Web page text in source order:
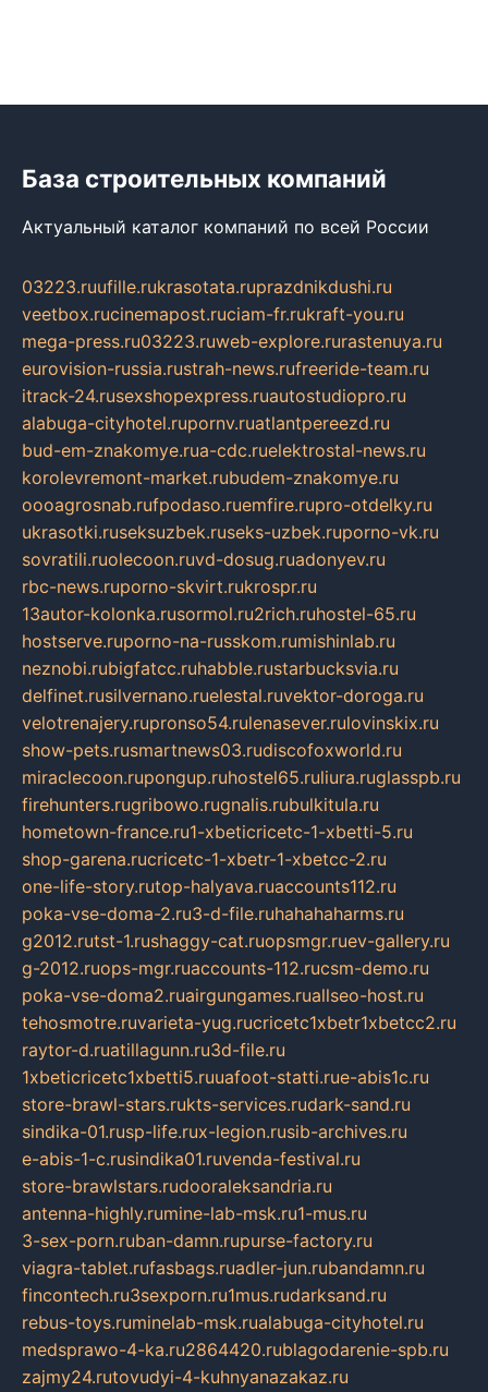
База строительных компаний
Актуальный каталог компаний по всей России
03223.ruufille.rukrasotata.ruprazdnikdushi.ru
veetbox.rucinemapost.ruciam-fr.rukraft-you.ru
mega-press.ru03223.ruweb-explore.rurastenuya.ru
eurovision-russia.rustrah-news.rufreeride-team.ru
itrack-24.rusexshopexpress.ruautostudiopro.ru
alabuga-cityhotel.rupornv.ruatlantpereezd.ru
bud-em-znakomye.rua-cdc.ruelektrostal-news.ru
korolevremont-market.rubudem-znakomye.ru
oooagrosnab.rufpodaso.ruemfire.rupro-otdelky.ru
ukrasotki.ruseksuzbek.ruseks-uzbek.ruporno-vk.ru
sovratili.ruolecoon.ruvd-dosug.ruadonyev.ru
rbc-news.ruporno-skvirt.rukrospr.ru
13autor-kolonka.rusormol.ru2rich.ruhostel-65.ru
hostserve.ruporno-na-russkom.rumishinlab.ru
neznobi.rubigfatcc.ruhabble.rustarbucksvia.ru
delfinet.rusilvernano.ruelestal.ruvektor-doroga.ru
velotrenajery.rupronso54.rulenasever.rulovinskix.ru
show-pets.rusmartnews03.rudiscofoxworld.ru
miraclecoon.rupongup.ruhostel65.ruliura.ruglasspb.ru
firehunters.rugribowo.rugnalis.rubulkitula.ru
hometown-france.ru1-xbeticricetc-1-xbetti-5.ru
shop-garena.rucricetc-1-xbetr-1-xbetcc-2.ru
one-life-story.rutop-halyava.ruaccounts112.ru
poka-vse-doma-2.ru3-d-file.ruhahahaharms.ru
g2012.rutst-1.rushaggy-cat.ruopsmgr.ruev-gallery.ru
g-2012.ruops-mgr.ruaccounts-112.rucsm-demo.ru
poka-vse-doma2.ruairgungames.ruallseo-host.ru
tehosmotre.ruvarieta-yug.rucricetc1xbetr1xbetcc2.ru
raytor-d.ruatillagunn.ru3d-file.ru
1xbeticricetc1xbetti5.ruuafoot-statti.rue-abis1c.ru
store-brawl-stars.rukts-services.rudark-sand.ru
sindika-01.rusp-life.rux-legion.rusib-archives.ru
e-abis-1-c.rusindika01.ruvenda-festival.ru
store-brawlstars.rudooraleksandria.ru
antenna-highly.rumine-lab-msk.ru1-mus.ru
3-sex-porn.ruban-damn.rupurse-factory.ru
viagra-tablet.rufasbags.ruadler-jun.rubandamn.ru
fincontech.ru3sexporn.ru1mus.rudarksand.ru
rebus-toys.ruminelab-msk.rualabuga-cityhotel.ru
medsprawo-4-ka.ru2864420.rublagodarenie-spb.ru
zajmy24.rutovudyi-4-kuhnyanazakaz.ru